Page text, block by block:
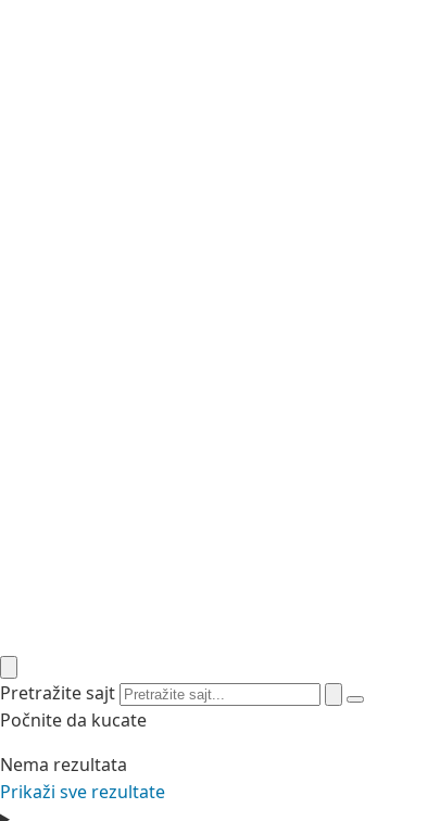
Pretražite sajt
Počnite da kucate
Nema rezultata
Prikaži sve rezultate